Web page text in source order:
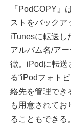
『PodCOPY』
ストをバックア
iTunesに転送し
アルバム名/ア
徴。iPodに転送
る“iPodフォト
絡先を管理でき
も用意されて
ることもできる。